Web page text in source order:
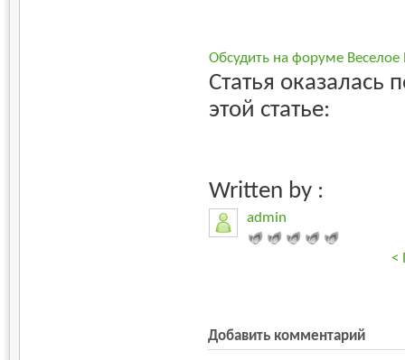
Обсудить на форуме Веселое
Статья
этой статье:
Written by :
admin
<
Добавить комментарий